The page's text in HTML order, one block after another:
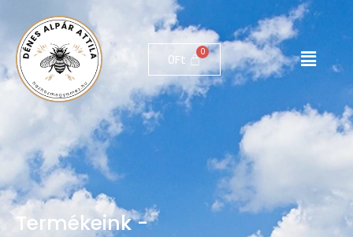
0Ft
Termékeink -